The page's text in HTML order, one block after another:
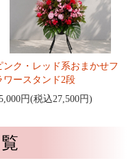
ンク・レッド系おまかせフ
ワースタンド2段
円(税込27,500円)